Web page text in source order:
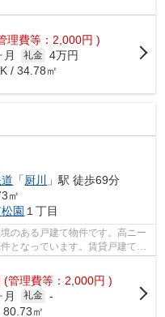
理費等：2,000円 )
月 礼金 4万円
/ 34.78㎡
「厨川
」駅 徒歩69分
㎡
松園 １丁目
のある戸建て物件です。高ニー
となっています。賃貸戸建て探
(管理費等：2,000円 )
月 礼金 -
㎡